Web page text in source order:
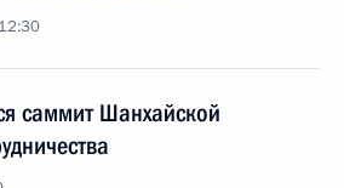
саммит Шанхайской